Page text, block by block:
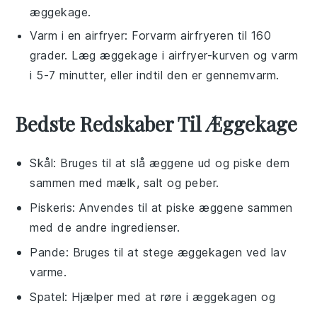
æggekage.
Varm i en airfryer: Forvarm airfryeren til 160
grader. Lægæggekage i airfryer-kurven og varm
i 5-7 minutter, eller indtil den er gennemvarm.
Bedste Redskaber Til Æggekage
Skål: Bruges til at slå æggene ud og piske dem
sammen med mælk, salt og peber.
Piskeris: Anvendes til at piske æggene sammen
med de andre ingredienser.
Pande: Bruges til at stege æggekagen ved lav
varme.
Spatel: Hjælper med at røre i æggekagen og